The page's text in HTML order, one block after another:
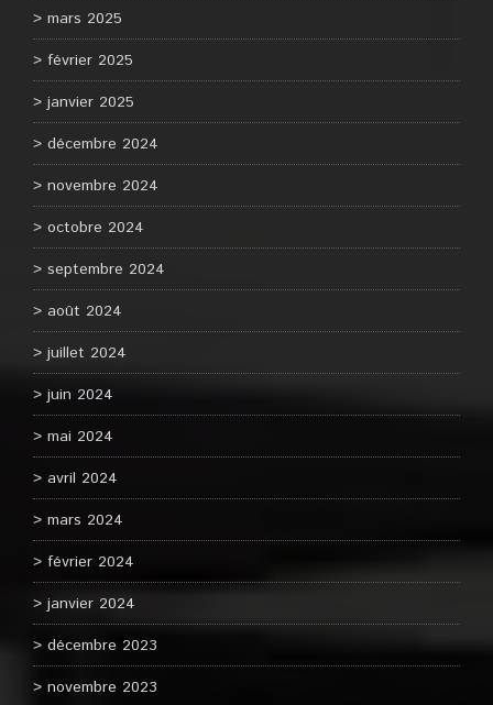
mars 2025
février 2025
janvier 2025
décembre 2024
novembre 2024
octobre 2024
septembre 2024
août 2024
juillet 2024
juin 2024
mai 2024
avril 2024
mars 2024
février 2024
janvier 2024
décembre 2023
novembre 2023